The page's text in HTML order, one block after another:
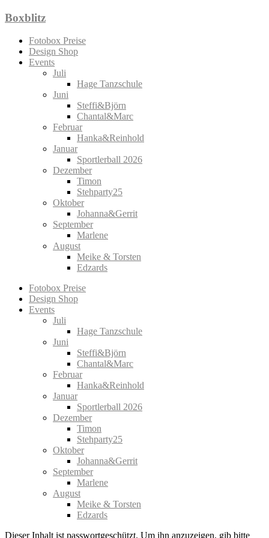
Zum
springen
Boxblitz
Fotobox Preise
Design Shop
Events
Juli
Hage Tanzschule
Juni
Steffi&Björn
Chantal&Marc
Februar
Hanka&Reinhold
Januar
Sportlerball 2026
Dezember
Timon
Stehparty25
Oktober
Johanna&Gerrit
September
Marlene
August
Meike & Torsten
Edzards
Fotobox Preise
Design Shop
Events
Juli
Hage Tanzschule
Juni
Steffi&Björn
Chantal&Marc
Februar
Hanka&Reinhold
Januar
Sportlerball 2026
Dezember
Timon
Stehparty25
Oktober
Johanna&Gerrit
September
Marlene
August
Meike & Torsten
Edzards
Dieser Inhalt ist passwortgeschützt. Um ihn anzuzeigen, gib bitte